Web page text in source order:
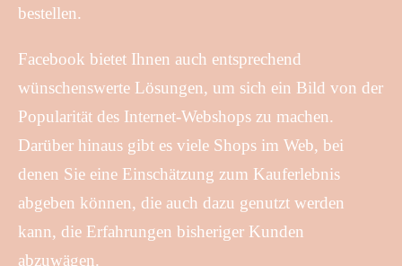
bestellen.
Facebook bietet Ihnen auch entsprechend
wünschenswerte Lösungen, um sich ein Bild von der
Popularität des Internet-Webshops zu machen.
Darüber hinaus gibt es viele Shops im Web, bei
denen Sie eine Einschätzung zum Kauferlebnis
abgeben können, die auch dazu genutzt werden
kann, die Erfahrungen bisheriger Kunden
abzuwägen.